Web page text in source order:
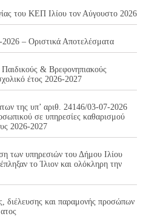
του ΚΕΠ Ιλίου τον Αύγουστο 2026
– Οριστικά Αποτελέσματα
& Βρεφονηπιακούς
έτος 2026-2027
της υπ’ αριθ. 24146/03-07-2026
σε υπηρεσίες καθαρισμού
2026-2027
των υπηρεσιών του Δήμου Ιλίου
το Ίλιον και ολόκληρη την
διέλευσης και παραμονής προσώπων